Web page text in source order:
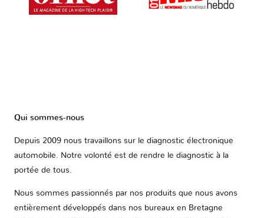
Qui sommes-nous
Depuis 2009 nous travaillons sur le diagnostic électronique
automobile. Notre volonté est de rendre le diagnostic à la
portée de tous.
Nous sommes passionnés par nos produits que nous avons
entièrement développés dans nos bureaux en Bretagne